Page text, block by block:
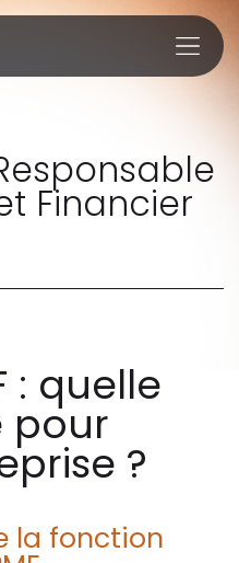
Financier
: quelle
pour
?
la fonction